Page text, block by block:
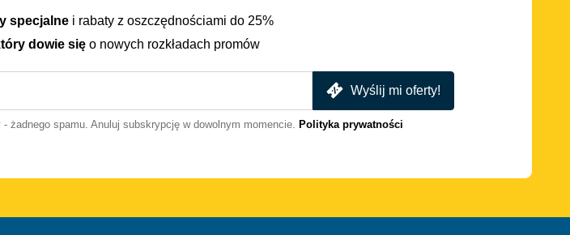
specjalne i rabaty z oszczędnościami do 25%
dowie się o nowych rozkładach promów
Wyślij mi oferty!
żadnego spamu. Anuluj subskrypcję w dowolnym momencie. Polityka prywatności